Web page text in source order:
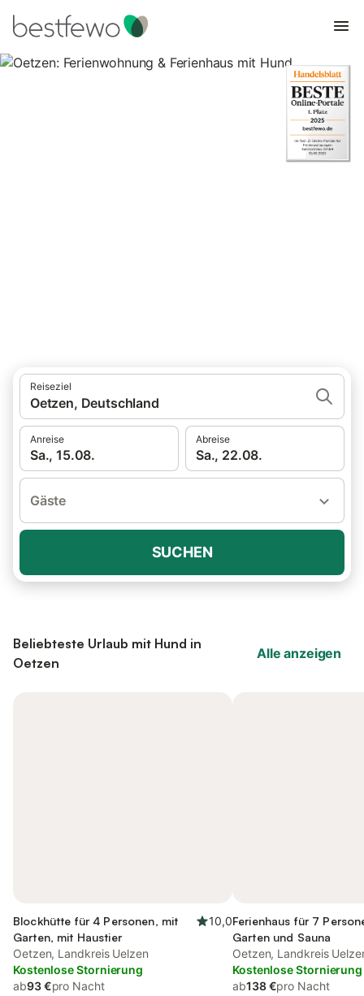
Reiseziel
Oetzen, Deutschland
Anreise
Sa., 15.08.
Abreise
Sa., 22.08.
Gäste
SUCHEN
Beliebteste Urlaub mit Hund in
Oetzen
Alle anzeigen
Blockhütte für 4 Personen, mit
Garten, mit Haustier
10,0
Oetzen, Landkreis Uelzen
Kostenlose Stornierung
ab93 €pro Nacht
Ferienhaus für 7
Garten und Sauna
Oetzen, Landkreis
Kostenlose Stornierung
ab138 €pro Nacht